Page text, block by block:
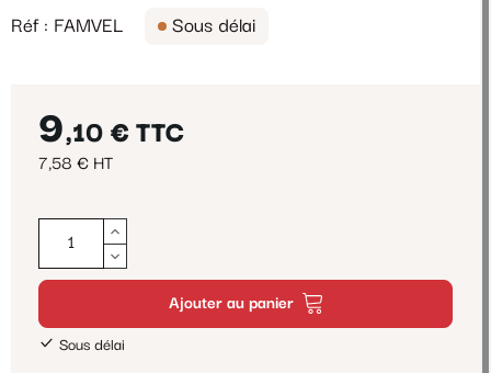
Réf : FAMVEL Sous délai
9,10 € TTC
7,58 € HT
Ajouter au panier
Sous délai